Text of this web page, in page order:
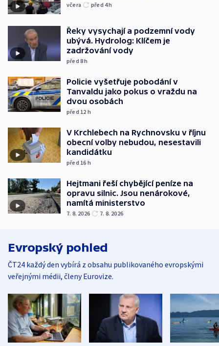
včera před 4h
Řeky vysychají a podzemní vody
ubývá. Hydrolog: Klíčem je
zadržování vody
před 8h
Policie vyšetřuje pobodání v
Tanvaldu jako pokus o vraždu na
dvou osobách
před 12 h
V Krchlebech na Rychnovsku v říjnu
obecní volby nebudou, nesestavili
kandidátku
před 16 h
Hejtmani řeší chybějící peníze na
opravu silnic. Jsou nenárokové,
namítá ministerstvo
7. 8. 2026 7. 8. 2026
Evropský pohled
ČT24 každý den vybírá z obsahu publikovaného evropskými
veřejnými médii, členy Eurovize.